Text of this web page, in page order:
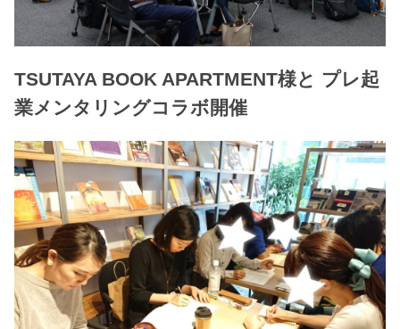
TSUTAYA BOOK APARTMENT様と プレ起
業メンタリングコラボ開催